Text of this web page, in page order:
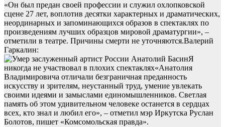
«Он был предан своей профессии и служил охлопковской
сцене 27 лет, воплотив десятки характерных и драматических,
неординарных и запоминающихся образов в спектаклях по
произведениям лучших образцов мировой драматургии», –
отметили в театре. Причины смерти не уточняются.Валерий
Гаркалин:
Я
никогда не участвовал в плохих спектаклях«Анатолия
Владимировича отличали безграничная преданность
искусству и зрителям, неустанный труд, умение увлекать
своими идеями и замыслами единомышленников. Светлая
память об этом удивительном человеке останется в сердцах
всех, кто знал и любил его», – отметил мэр Иркутска Руслан
Болотов, пишет «Комсомольская правда».